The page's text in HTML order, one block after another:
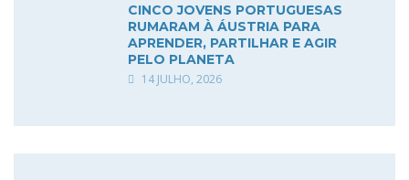
CINCO JOVENS PORTUGUESAS
RUMARAM À ÁUSTRIA PARA
APRENDER, PARTILHAR E AGIR
PELO PLANETA
14 JULHO, 2026